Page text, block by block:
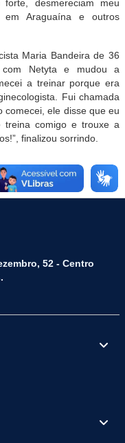
desmereciam meu
em Araguaína e outros
Maria Bandeira de 36
Netyta e mudou a
a treinar porque era
Fui chamada
comecei, ele disse que eu
treina comigo e trouxe a
finalizou sorrindo.
52 - Centro